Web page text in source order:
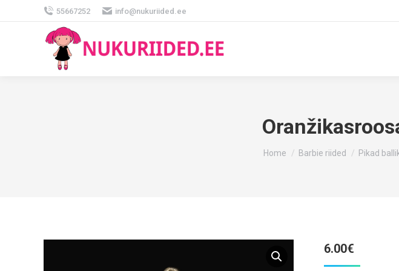
55667252 info@nukuriided.ee
You are here:
Home Barbie riided Pikad
6.00€